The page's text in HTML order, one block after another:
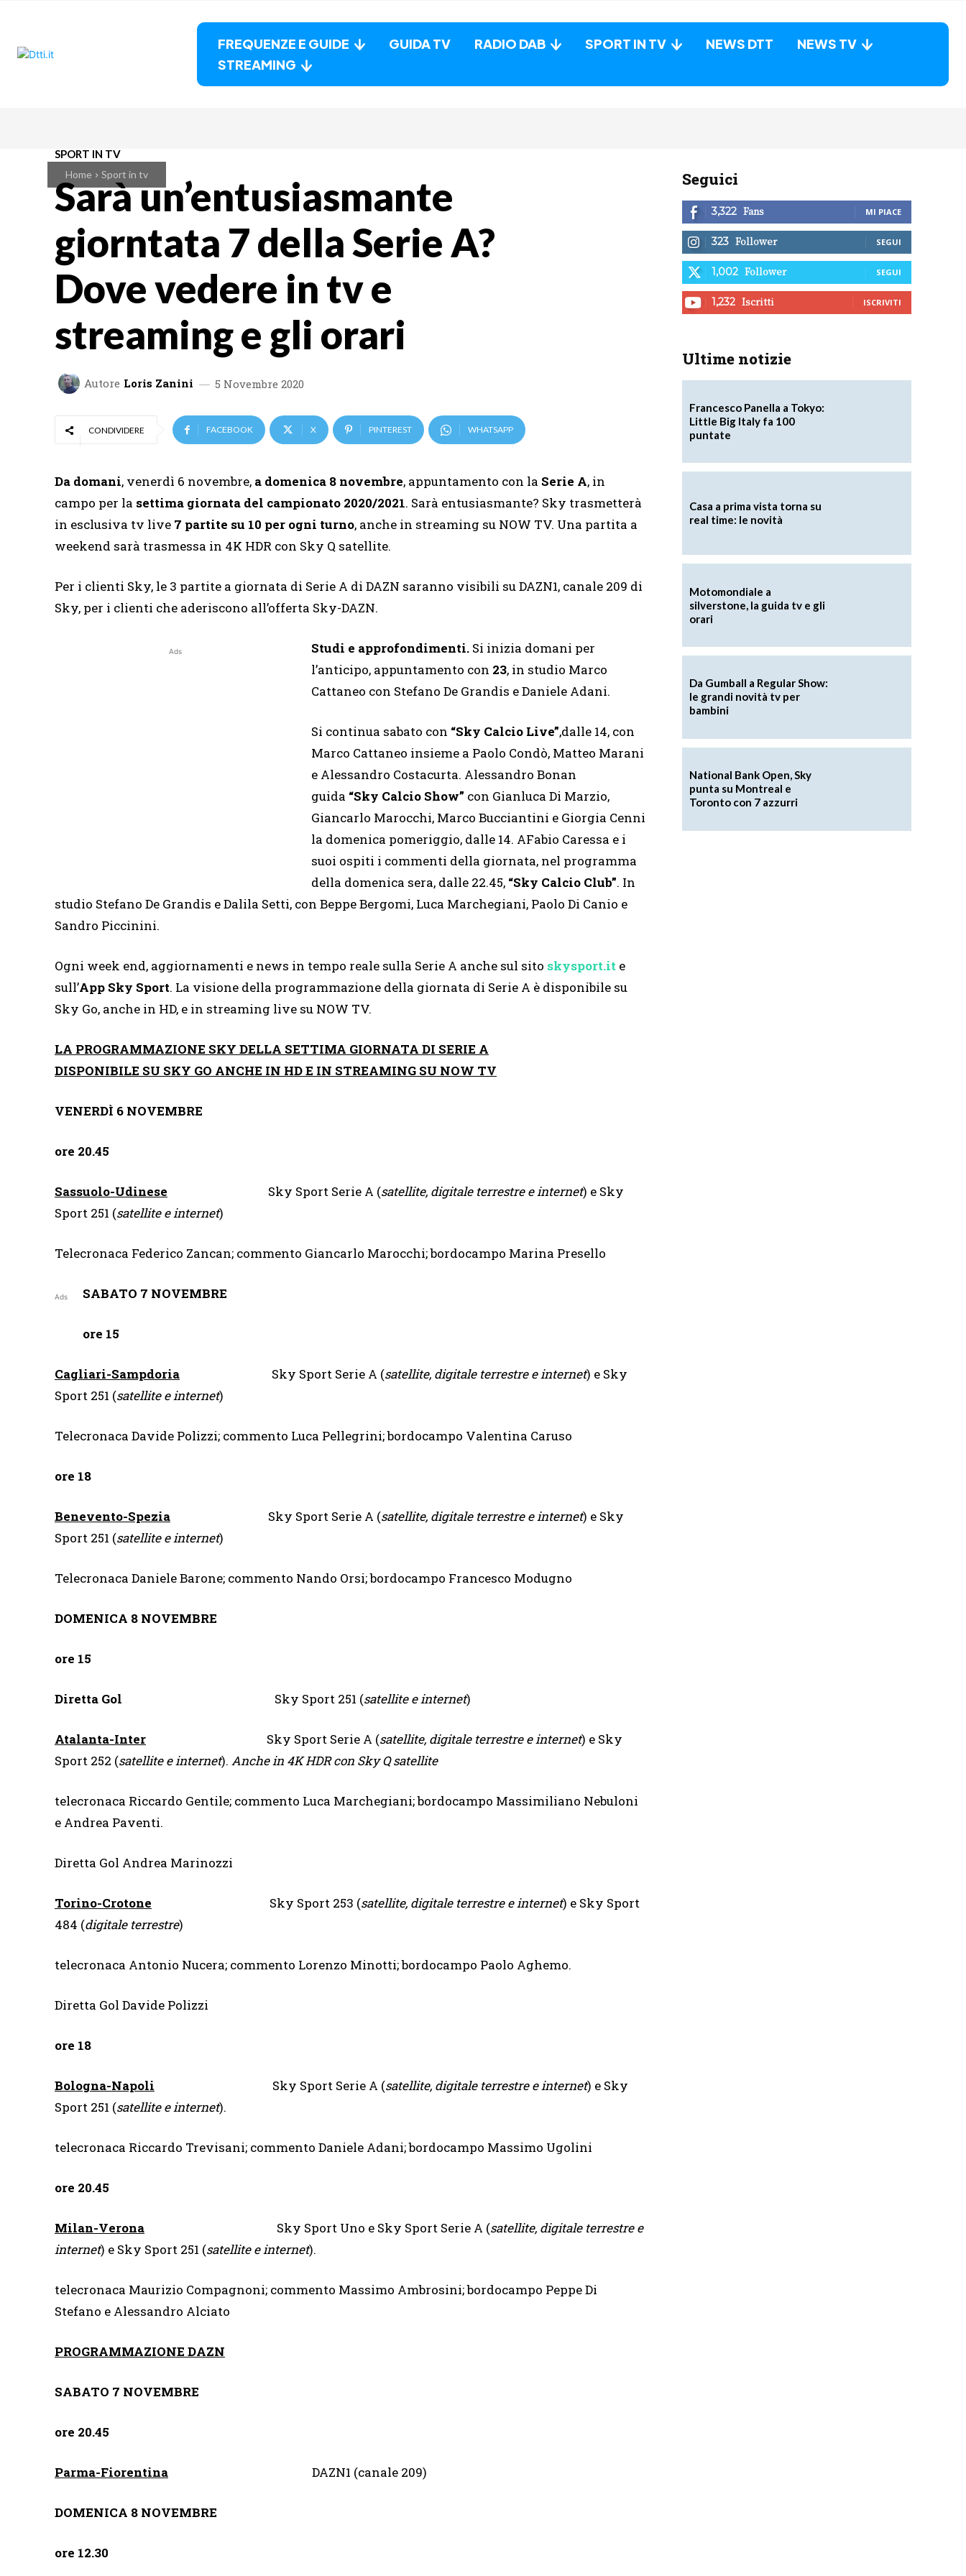
FREQUENZE E GUIDE GUIDA TV RADIO DAB SPORT IN TV NEWS DTT
NEWS TV
STREAMING
Home Sport in tv
SPORT IN TV
Sarà un’entusiasmante
giorntata 7 della Serie A?
Dove vedere in tv e
streaming e gli orari
Autore Loris Zanini 5 Novembre 2020
CONDIVIDERE FACEBOOK X PINTEREST WHATSAPP
Da domani, venerdì 6 novembre, a domenica 8 novembre, appuntamento con la Serie A, in
campo per la settima giornata del campionato 2020/2021. Sarà entusiasmante? Sky trasmetterà
in esclusiva tv live 7 partite su 10 per ogni turno, anche in streaming su NOW TV. Una partita a
weekend sarà trasmessa in 4K HDR con Sky Q satellite.
Per i clienti Sky, le 3 partite a giornata di Serie A di DAZN saranno visibili su DAZN1, canale 209 di
Sky, per i clienti che aderiscono all’offerta Sky-DAZN.
Ads Studi e approfondimenti. Si inizia domani per
l’anticipo, appuntamento con 23, in studio Marco
Cattaneo con Stefano De Grandis e Daniele Adani.
Si continua sabato con “Sky Calcio Live”,dalle 14, con
Marco Cattaneo insieme a Paolo Condò, Matteo Marani
e Alessandro Costacurta. Alessandro Bonan
guida “Sky Calcio Show” con Gianluca Di Marzio,
Giancarlo Marocchi, Marco Bucciantini e Giorgia Cenni
la domenica pomeriggio, dalle 14. AFabio Caressa e i
suoi ospiti i commenti della giornata, nel programma
della domenica sera, dalle 22.45, “Sky Calcio Club”. In
studio Stefano De Grandis e Dalila Setti, con Beppe Bergomi, Luca Marchegiani, Paolo Di Canio e
Sandro Piccinini.
Ogni week end, aggiornamenti e news in tempo reale sulla Serie A anche sul sito skysport.it e
sull’App Sky Sport. La visione della programmazione della giornata di Serie A è disponibile su
Sky Go, anche in HD, e in streaming live su NOW TV.
LA PROGRAMMAZIONE SKY DELLA SETTIMA GIORNATA DI SERIE A
DISPONIBILE SU SKY GO ANCHE IN HD E IN STREAMING SU NOW TV
VENERDÌ 6 NOVEMBRE
ore 20.45
Sassuolo-Udinese Sky Sport Serie A (satellite, digitale terrestre e internet) e Sky
Sport 251 (satellite e internet)
Telecronaca Federico Zancan; commento Giancarlo Marocchi; bordocampo Marina Presello
Ads SABATO 7 NOVEMBRE
ore 15
Cagliari-Sampdoria Sky Sport Serie A (satellite, digitale terrestre e internet) e Sky
Sport 251 (satellite e internet)
Telecronaca Davide Polizzi; commento Luca Pellegrini; bordocampo Valentina Caruso
ore 18
Benevento-Spezia Sky Sport Serie A (satellite, digitale terrestre e internet) e Sky
Sport 251 (satellite e internet)
Telecronaca Daniele Barone; commento Nando Orsi; bordocampo Francesco Modugno
DOMENICA 8 NOVEMBRE
ore 15
Diretta Gol Sky Sport 251 (satellite e internet)
Atalanta-Inter Sky Sport Serie A (satellite, digitale terrestre e internet) e Sky
Sport 252 (satellite e internet). Anche in 4K HDR con Sky Q satellite
telecronaca Riccardo Gentile; commento Luca Marchegiani; bordocampo Massimiliano Nebuloni
e Andrea Paventi.
Diretta Gol Andrea Marinozzi
Torino-Crotone Sky Sport 253 (satellite, digitale terrestre e internet) e Sky Sport
484 (digitale terrestre)
telecronaca Antonio Nucera; commento Lorenzo Minotti; bordocampo Paolo Aghemo.
Diretta Gol Davide Polizzi
ore 18
Bologna-Napoli Sky Sport Serie A (satellite, digitale terrestre e internet) e Sky
Sport 251 (satellite e internet).
telecronaca Riccardo Trevisani; commento Daniele Adani; bordocampo Massimo Ugolini
ore 20.45
Milan-Verona Sky Sport Uno e Sky Sport Serie A (satellite, digitale terrestre e
internet) e Sky Sport 251 (satellite e internet).
telecronaca Maurizio Compagnoni; commento Massimo Ambrosini; bordocampo Peppe Di
Stefano e Alessandro Alciato
PROGRAMMAZIONE DAZN
SABATO 7 NOVEMBRE
ore 20.45
Parma-Fiorentina DAZN1 (canale 209)
DOMENICA 8 NOVEMBRE
ore 12.30
Seguici
3,322 Fans MI PIACE
323 Follower SEGUI
1,002 Follower SEGUI
1,232 Iscritti ISCRIVITI
Ultime notizie
Francesco Panella a Tokyo:
Little Big Italy fa 100
puntate
Casa a prima vista torna su
real time: le novità
Motomondiale a
silverstone, la guida tv e gli
orari
Da Gumball a Regular Show:
le grandi novità tv per
bambini
National Bank Open, Sky
punta su Montreal e
Toronto con 7 azzurri